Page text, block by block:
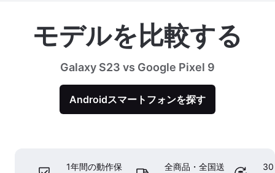
モデルを比較する
Galaxy S23 vs Google Pixel 9
Androidスマートフォンを探す
1年間の動作保
全商品・全国送
30